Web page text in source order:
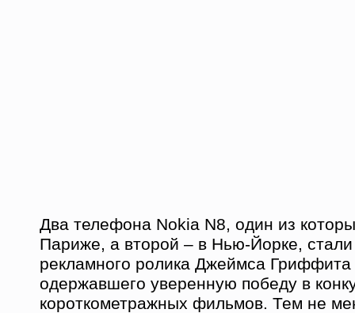
Два телефона Nokia N8, один из
Париже, а второй – в Нью-Йорке, стали
рекламного ролика Джеймса
одержавшего уверенную победу в
короткометражных фильмов. Тем не